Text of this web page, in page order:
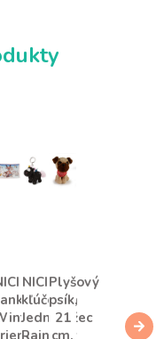
NICI
kľúčenka
Jednorožec
Rainbow
Plyšový
psík,
21
cm,